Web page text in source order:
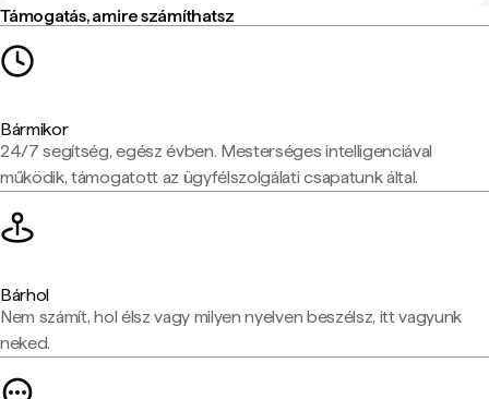
Támogatás, amire számíthatsz
Bármikor
24/7 segítség, egész évben. Mesterséges intelligenciával
működik, támogatott az ügyfélszolgálati csapatunk által.
Bárhol
Nem számít, hol élsz vagy milyen nyelven beszélsz, itt vagyunk
neked.